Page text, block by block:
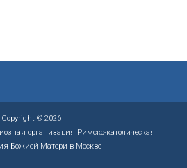
Copyright © 2026
организация Римско-католическая
Божией Матери в Москве